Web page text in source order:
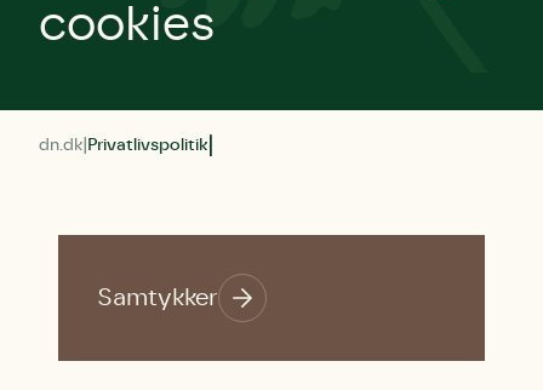
cookies
dn.dk Privatlivspolitik
Samtykker